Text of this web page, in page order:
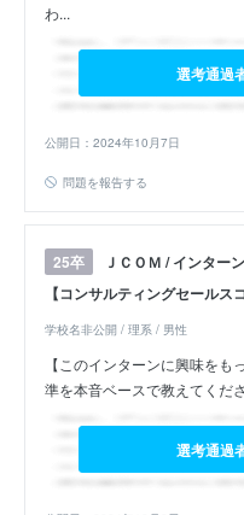
わ...
選考通過
公開日：2024年10月7日
問題を報告する
25卒
ＪＣＯＭ / インター
【コンサルティングセールス
学校名非公開 / 理系 / 男性
【このインターンに興味を
準を本音ベースで教えてくだ
選考通過